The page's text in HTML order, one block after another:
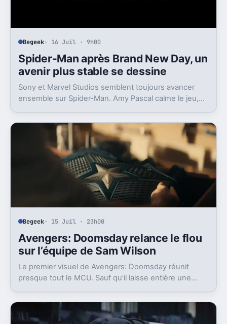
Begeek· 16 Juil · 9h00
Spider-Man après Brand New Day, un
avenir plus stable se dessine
Sony et Marvel Studios semblent toujours avancer
ensemble sur Spider-Man. Amy Pascal calme le jeu,
Begeek· 15 Juil · 23h00
Avengers: Doomsday relance le flou
sur l’équipe de Sam Wilson
Le premier visuel de Avengers: Doomsday réunit
presque tout le MCU. Sauf qu’il laisse entière une
Wilson ?